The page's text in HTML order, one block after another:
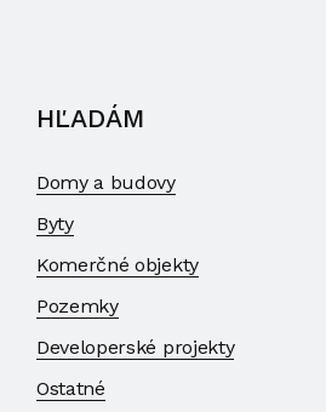
HĽADÁM
Domy a budovy
Byty
Komerčné objekty
Pozemky
Developerské projekty
Ostatné